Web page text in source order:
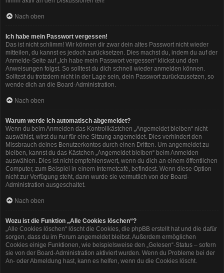
Nach oben
Ich habe mein Passwort vergessen!
Das ist nicht schlimm! Wir können dir zwar dein altes Passwort nicht wieder
mitteilen, du kannst es jedoch zurücksetzen. Dies machst du, indem du auf der
Anmelde-Seite auf „Ich habe mein Passwort vergessen“ klickst und den
Anweisungen folgst. So solltest du dich schnell wieder anmelden können.
Solltest du trotzdem nicht in der Lage sein, dein Passwort zurückzusetzen, so
wende dich an die Board-Administration.
Nach oben
Warum werde ich automatisch abgemeldet?
Wenn du beim Anmelden das Kontrollkästchen „Angemeldet bleiben“ nicht
auswählst, wirst du nur für eine Sitzung angemeldet. Dies verhindert den
Missbrauch deines Benutzerkontos durch einen Dritten. Um angemeldet zu
bleiben, kannst du das Kästchen „Angemeldet bleiben“ beim Anmelden
auswählen. Dies ist nicht empfehlenswert, wenn du dich an einem öffentlichen
Computer, zum Beispiel in einem Internetcafé, befindest. Wenn diese Option
nicht zur Verfügung steht, dann wurde sie vermutlich von der Board-
Administration ausgeschaltet.
Nach oben
Wozu ist die Funktion „Alle Cookies löschen“?
„Alle Cookies löschen“ löscht die Cookies, die phpBB erstellt hat und die dafür
sorgen, dass du im Forum angemeldet bleibst. Außerdem ermöglichen
Cookies einige Funktionen, wie beispielsweise den „Gelesen“-Status – sofern
sie von der Board-Administration aktiviert wurden. Wenn du Probleme bei der
An- oder Abmeldung hast, kann es helfen, wenn du die Cookies löscht.